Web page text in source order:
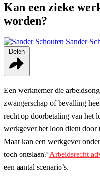
Kan een zieke
worden?
Sander
Een werknemer die
zwangerschap of bevalling
recht op doorbetaling van het
werkgever het loon dient door
Maar kan een werkgever
toch ontslaan? Arbeidsrecht
een aantal scenario’s.